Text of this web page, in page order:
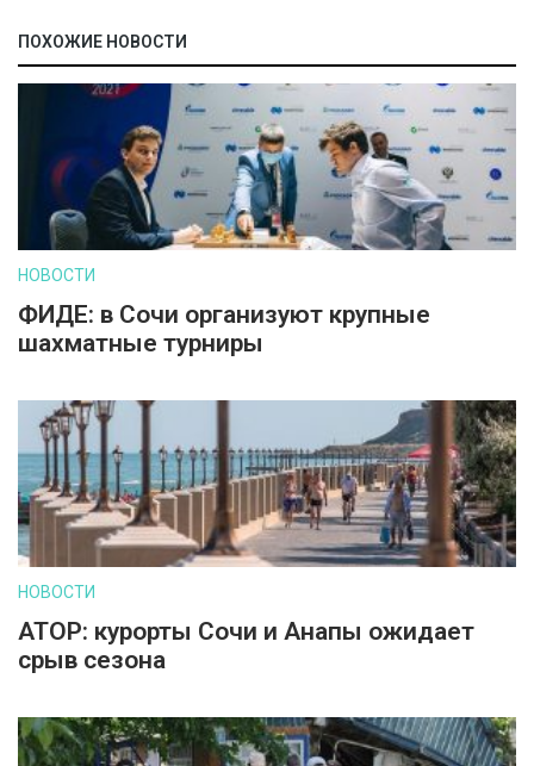
ПОХОЖИЕ НОВОСТИ
НОВОСТИ
ФИДЕ: в Сочи организуют крупные
шахматные турниры
НОВОСТИ
АТОР: курорты Сочи и Анапы ожидает
срыв сезона